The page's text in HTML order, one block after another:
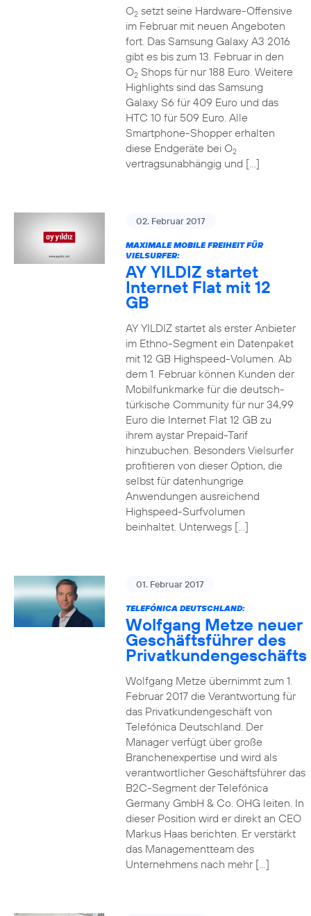
O2setzt seine Hardware-Offensive
im Februar mit neuen Angeboten
fort. Das Samsung Galaxy A3 2016
gibt es bis zum 13. Februar in den
O2Shops für nur 188 Euro. Weitere
Highlights sind das Samsung
Galaxy S6 für 409 Euro und das
HTC 10 für 509 Euro. Alle
Smartphone-Shopper erhalten
diese Endgeräte bei O2
vertragsunabhängig und […]
02. Februar 2017
MAXIMALE MOBILE FREIHEIT FÜR
VIELSURFER:
AY YILDIZ startet
Internet Flat mit 12
GB
AY YILDIZ startet als erster Anbieter
im Ethno-Segment ein Datenpaket
mit 12 GB Highspeed-Volumen. Ab
dem 1. Februar können Kunden der
Mobilfunkmarke für die deutsch-
türkische Community für nur 34,99
Euro die Internet Flat 12 GB zu
ihrem aystar Prepaid-Tarif
hinzubuchen. Besonders Vielsurfer
profitieren von dieser Option, die
selbst für datenhungrige
Anwendungen ausreichend
Highspeed-Surfvolumen
beinhaltet. Unterwegs […]
01. Februar 2017
TELEFÓNICA DEUTSCHLAND:
Wolfgang Metze neuer
Geschäftsführer des
Privatkundengeschäfts
Wolfgang Metze übernimmt zum 1.
Februar 2017 die Verantwortung für
das Privatkundengeschäft von
Telefónica Deutschland. Der
Manager verfügt über große
Branchenexpertise und wird als
verantwortlicher Geschäftsführer das
B2C-Segment der Telefónica
Germany GmbH & Co. OHG leiten. In
dieser Position wird er direkt an CEO
Markus Haas berichten. Er verstärkt
das Managementteam des
Unternehmens nach mehr […]